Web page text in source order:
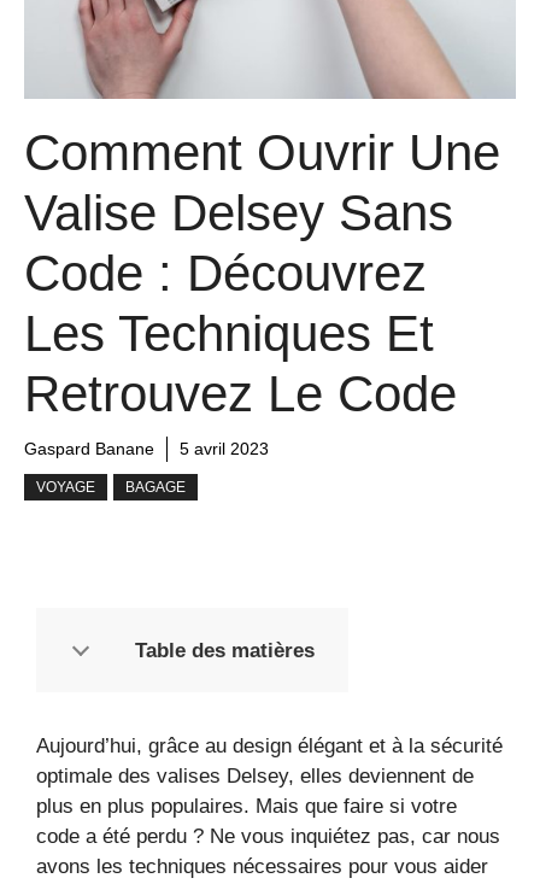
Comment Ouvrir Une
Valise Delsey Sans
Code : Découvrez
Les Techniques Et
Retrouvez Le Code
Gaspard Banane 5 avril 2023
VOYAGE BAGAGE
Table des matières
Aujourd’hui, grâce au design élégant et à la sécurité
optimale des valises Delsey, elles deviennent de
plus en plus populaires. Mais que faire si votre
code a été perdu ? Ne vous inquiétez pas, car nous
avons les techniques nécessaires pour vous aider